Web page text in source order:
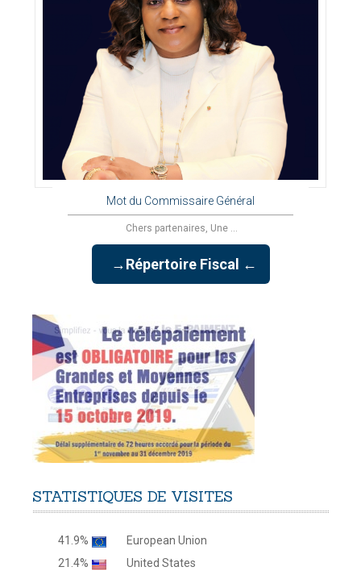
Mot du Commissaire Général
Chers partenaires, Une ...
→Répertoire Fiscal ←
STATISTIQUES DE VISITES
41.9%
European Union
21.4%
United States